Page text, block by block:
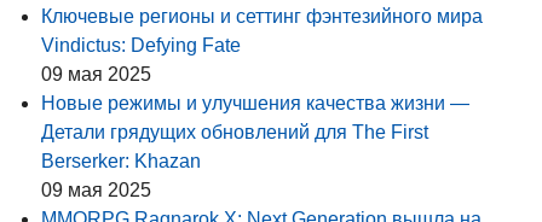
Ключевые регионы и сеттинг фэнтезийного мира
Vindictus: Defying Fate
09 мая 2025
Новые режимы и улучшения качества жизни —
Детали грядущих обновлений для The First
Berserker: Khazan
09 мая 2025